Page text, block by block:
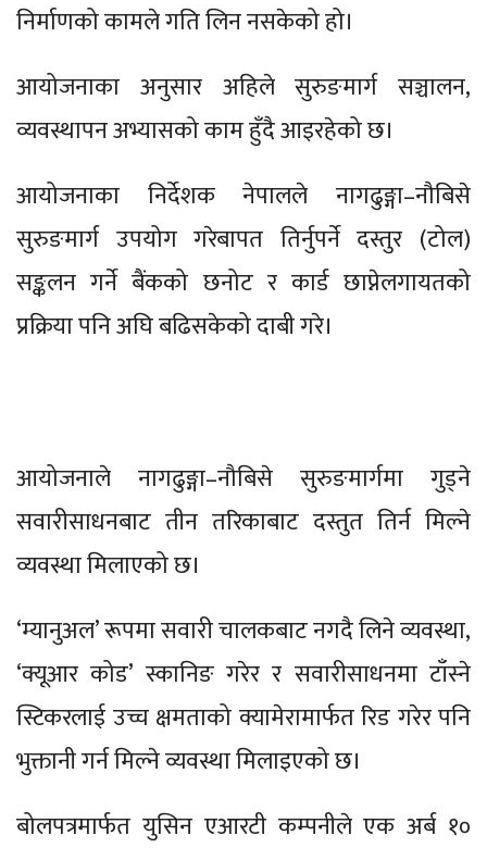
निर्माणको कामले गति लिन नसकेको हो।
आयोजनाका अनुसार अहिले सुरुङमार्ग सञ्चालन,
व्यवस्थापन अभ्यासको काम हुँदै आइरहेको छ।
आयोजनाका निर्देशक नेपालले नागढुङ्गा–नौबिसे
सुरुङमार्ग उपयोग गरेबापत तिर्नुपर्ने दस्तुर (टोल)
सङ्कलन गर्ने बैंकको छनोट र कार्ड छाप्नेलगायतको
प्रक्रिया पनि अघि बढिसकेको दाबी गरे।
आयोजनाले नागढुङ्गा–नौबिसे सुरुङमार्गमा गुड्ने
सवारीसाधनबाट तीन तरिकाबाट दस्तुत तिर्न मिल्ने
व्यवस्था मिलाएको छ।
‘म्यानुअल’ रूपमा सवारी चालकबाट नगदै लिने व्यवस्था,
‘क्यूआर कोड’ स्कानिङ गरेर र सवारीसाधनमा टाँस्ने
स्टिकरलाई उच्च क्षमताको क्यामेरामार्फत रिड गरेर पनि
भुक्तानी गर्न मिल्ने व्यवस्था मिलाइएको छ।
बोलपत्रमार्फत युसिन एआरटी कम्पनीले एक अर्ब १०